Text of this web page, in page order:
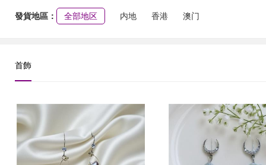
發貨地區： 全部地区 内地 香港 澳门
首飾